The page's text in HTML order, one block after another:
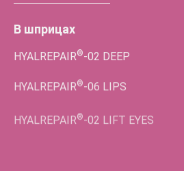
В шприцах
HYALREPAIR®-02 DEEP
HYALREPAIR®-06 LIPS